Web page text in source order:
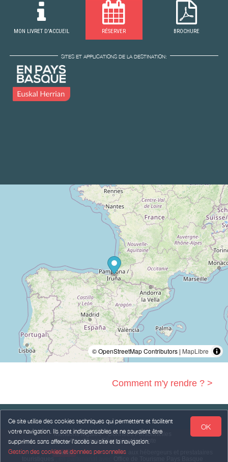
Ce site utilise des cookies techniques qui permettent et facilitent
votre navigation. Ils sont indispensables et ne sauraient être
supprimés sans affecter l’accès au site et la navigation.
Gestion des cookies et données personnelles
OK
MON LIVRET D'ACCUEIL RÉSERVER BROCHURE
SITES ET APPLICATIONS DE LA DESTINATION:
© OpenStreetMap Contributors | MapLibre
Comment m'y rendre ? >
Mentions légales
Données Personnelles
Conditions Générales de Vente
Propulsé par weebnb ,services destinés